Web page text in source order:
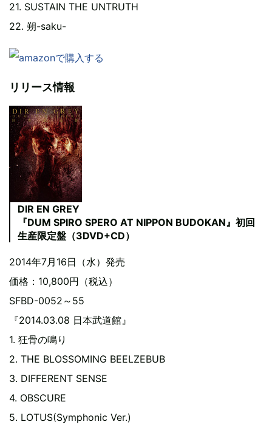
21. SUSTAIN THE UNTRUTH
22. 朔-saku-
リリース情報
DIR EN GREY
『DUM SPIRO SPERO AT NIPPON BUDOKAN』初回
生産限定盤（3DVD+CD）
2014年7月16日（水）発売
価格：10,800円（税込）
SFBD-0052～55
『2014.03.08 日本武道館』
1. 狂骨の鳴り
2. THE BLOSSOMING BEELZEBUB
3. DIFFERENT SENSE
4. OBSCURE
5. LOTUS(Symphonic Ver.)